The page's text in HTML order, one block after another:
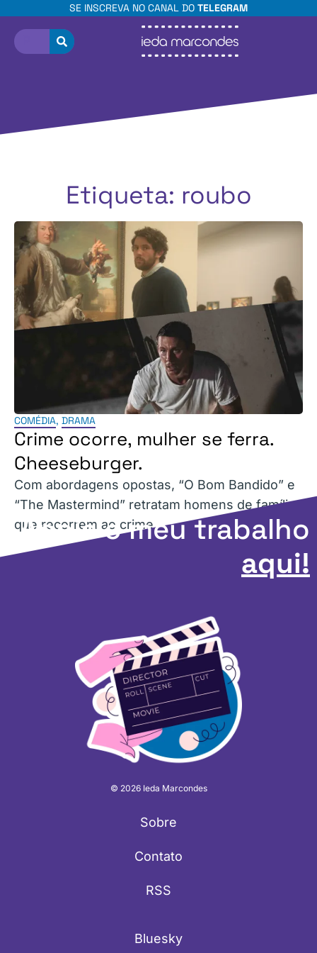
SE INSCREVA NO CANAL DO TELEGRAM
Etiqueta: roubo
COMÉDIA, DRAMA
Crime ocorre, mulher se ferra.
Cheeseburger.
Com abordagens opostas, “O Bom Bandido” e
“The Mastermind” retratam homens de família
que recorrem ao crime.
Apoie o meu trabalho
aqui!
© 2026 Ieda Marcondes
Sobre
Contato
RSS
Bluesky